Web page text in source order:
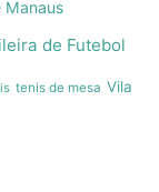
Manaus
de Futebol
tenis de mesa Vila